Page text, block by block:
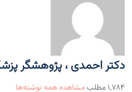
دکتر احمدی ، پژوهشگر
۱,۷۸۴ مطلب مشاهده همه نوشته‌ها